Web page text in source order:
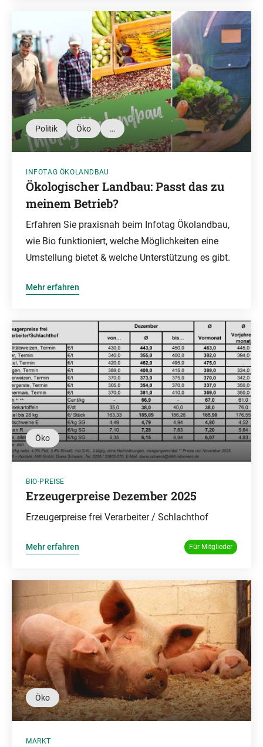
Politik Öko …
INFOTAG ÖKOLANDBAU
Ökologischer Landbau: Passt das zu
meinem Betrieb?
Erfahren Sie praxisnah beim Infotag Ökolandbau,
wie Bio funktioniert, welche Möglichkeiten eine
Umstellung bietet & welche Unterstützung es gibt.
Mehr erfahren
Öko
BIO-PREISE
Erzeugerpreise Dezember 2025
Erzeugerpreise frei Verarbeiter / Schlachthof
Mehr erfahren Für Mitglieder
Öko
MARKT